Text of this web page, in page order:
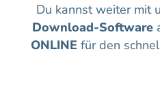
Du kannst weiter mit
Download-Software
ONLINE für den